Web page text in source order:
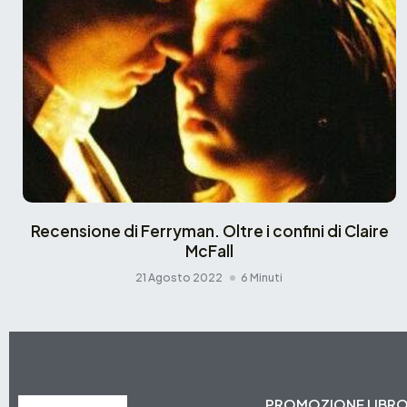
Recensione di Ferryman. Oltre i confini di Claire
McFall
21 Agosto 2022 6 Minuti
PROMOZIONE LIBRO